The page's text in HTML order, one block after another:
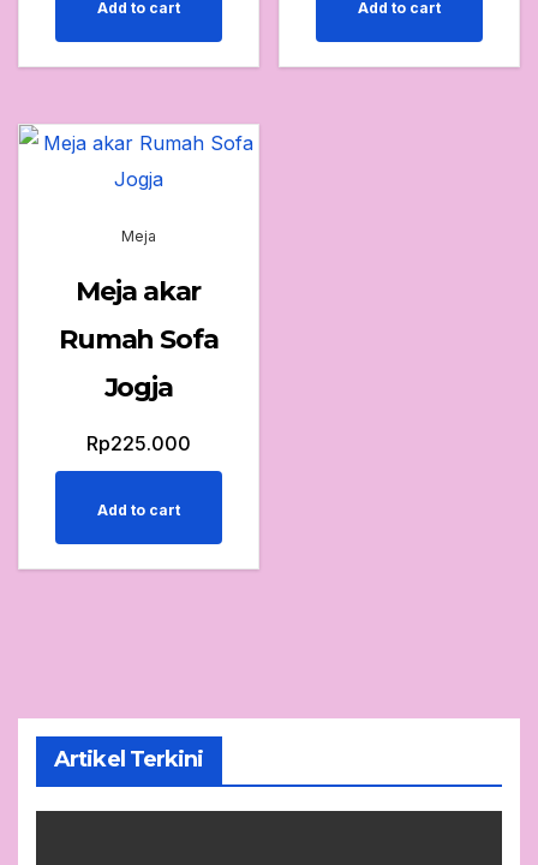
Add to cart Add to cart
Meja
Meja akar
Rumah Sofa
Jogja
Rp225.000
Add to cart
Artikel Terkini